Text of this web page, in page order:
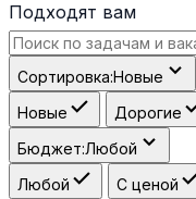
Подходят вам
Сортировка:Новые expand_more
Новые check Дорогие
Бюджет:Любой expand_more
Любой check С ценой